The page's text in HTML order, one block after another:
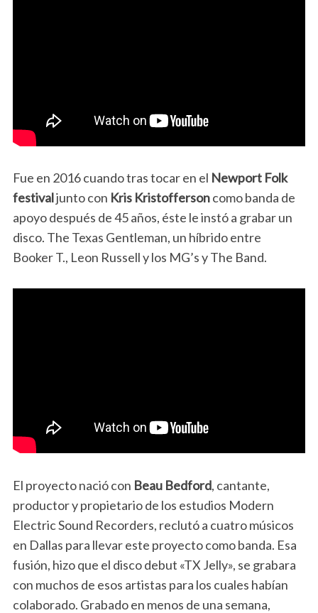
Fue en 2016 cuando tras tocar en el Newport Folk
festivaljunto con Kris Kristoffersoncomo banda de
apoyo después de 45 años, éste le instó a grabar un
disco. The Texas Gentleman, un híbrido entre
Booker T., Leon Russell y los MG’s y The Band.
El proyecto nació con Beau Bedford, cantante,
productor y propietario de los estudios Modern
Electric Sound Recorders, reclutó a cuatro músicos
en Dallas para llevar este proyecto como banda. Esa
fusión, hizo que el disco debut «TX Jelly», se grabara
con muchos de esos artistas para los cuales habían
colaborado. Grabado en menos de una semana,